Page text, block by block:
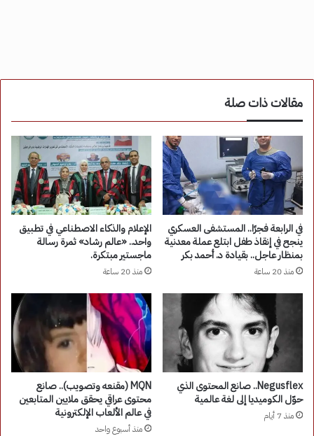
مقالات ذات صلة
في الرابعة فجرًا.. المستشفى العسكري
ينجح في إنقاذ طفل ابتلع عملة معدنية
بمنظار عاجل.. بقيادة د. أحمد بكر
منذ 20 ساعة
الإعلام والذكاء الاصطناعي في تطبيق
واحد.. «عالم رشاد» ثمرة رسالة
ماجستير مبتكرة.
منذ 20 ساعة
Negusflex.. صانع المحتوى الذي
حوّل الكوميديا إلى لغة عالمية
منذ 7 أيام
MQN (مقنعه وتصويب).. صانع
محتوى عراقي يحقق ملايين المتابعين
في عالم الألعاب الإلكترونية
منذ أسبوع واحد